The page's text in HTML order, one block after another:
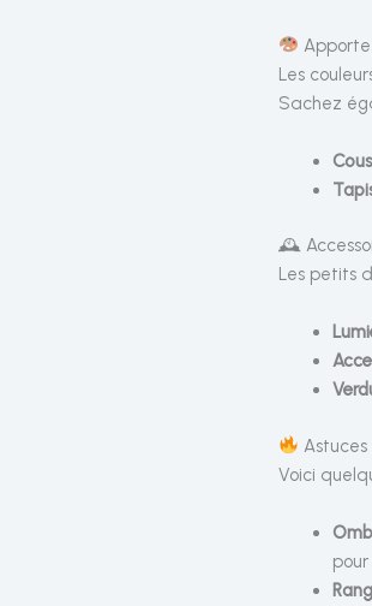
Les
Sachez
🕰
Les petits
Voici